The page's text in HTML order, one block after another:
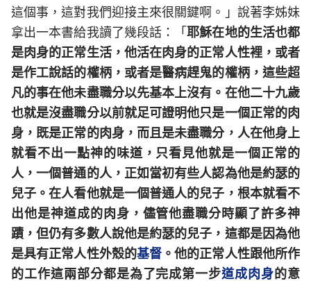
這個事，這對我們迎接主來很關鍵啊。」說著李姊妹
拿出一本書給我讀了幾段話：「耶穌在地的生活也都
是肉身的正常生活，他活在肉身的正常人性裡，或者
是作工說話的權柄，或者是醫病趕鬼的權柄，這些超
凡的事在他未盡職分以先基本上沒有。在他二十九歲
也就是沒盡職分以前就足可證明他只是一個正常的肉
身，既是正常的肉身，而且是未盡職分，人在他身上
就看不出一點神的味道，只看見他就是一個正常的
人，一個普通的人，正如當初有些人認為他是約瑟的
兒子。在人看他就是一個普通人的兒子，根本就看不
出他是神道成的肉身，儘管他盡職分時顯了許多神
蹟，但仍有多數人說他是約瑟的兒子，這都是因為他
是具有正常人性外殼的基督 。他的正常人性跟他所作
的工作這兩部分都是為了完成第一步道成肉身的意